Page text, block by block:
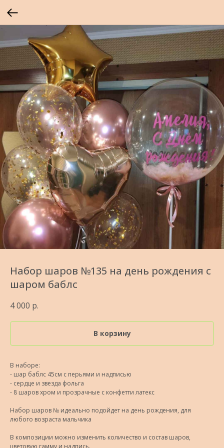
Набор шаров №135 на день рождения с
шаром баблс
4 000 р.
В корзину
В наборе:
- шар баблс 45см с перьями и надписью
- сердце и звезда фольга
- 8 шаров хром и прозрачные с конфетти латекс
Набор шаров № идеально подойдет на день рождения, для
любого возраста мальчика
В композиции можно изменить количество и состав шаров,